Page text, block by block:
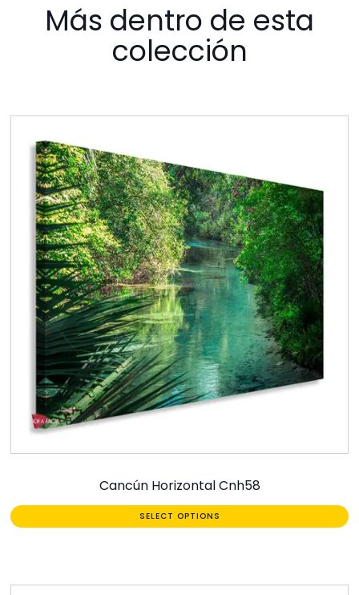
Más dentro de esta
colección
Cancún Horizontal Cnh58
SELECT OPTIONS